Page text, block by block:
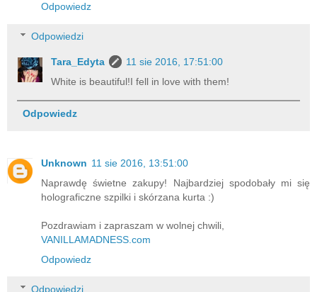
Odpowiedz
Odpowiedzi
Tara_Edyta
11 sie 2016, 17:51:00
White is beautiful!I fell in love with them!
Odpowiedz
Unknown 11 sie 2016, 13:51:00
Naprawdę świetne zakupy! Najbardziej spodobały mi się
holograficzne szpilki i skórzana kurta :)
Pozdrawiam i zapraszam w wolnej chwili,
VANILLAMADNESS.com
Odpowiedz
Odpowiedzi